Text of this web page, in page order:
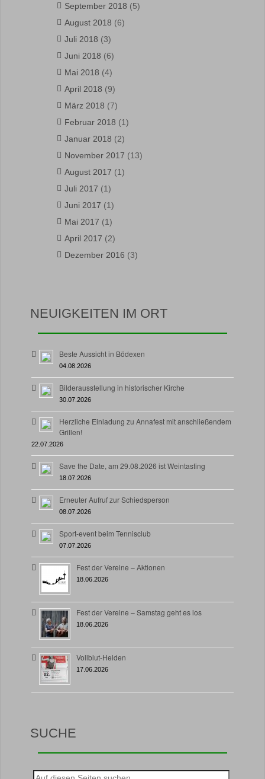
September 2018 (5)
August 2018 (6)
Juli 2018 (3)
Juni 2018 (6)
Mai 2018 (4)
April 2018 (9)
März 2018 (7)
Februar 2018 (1)
Januar 2018 (2)
November 2017 (13)
August 2017 (1)
Juli 2017 (1)
Juni 2017 (1)
Mai 2017 (1)
April 2017 (2)
Dezember 2016 (3)
NEUIGKEITEN IM ORT
Beste Aussicht in Bödexen
04.08.2026
Bilderausstellung in historischer Kirche
30.07.2026
Herzliche Einladung zu Annafest mit anschließendem
Grillen!
22.07.2026
Save the Date, am 29.08.2026 ist Weintasting
18.07.2026
Erneuter Aufruf zur Schiedsperson
08.07.2026
Sport-event beim Tennisclub
07.07.2026
Fest der Vereine – Aktionen
18.06.2026
Fest der Vereine – Samstag geht es los
18.06.2026
Vollblut-Helden
17.06.2026
SUCHE
Suche